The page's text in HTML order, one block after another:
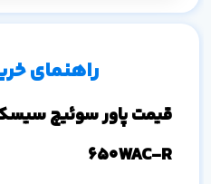
۳ ماه
راهنمای
650WAC-R